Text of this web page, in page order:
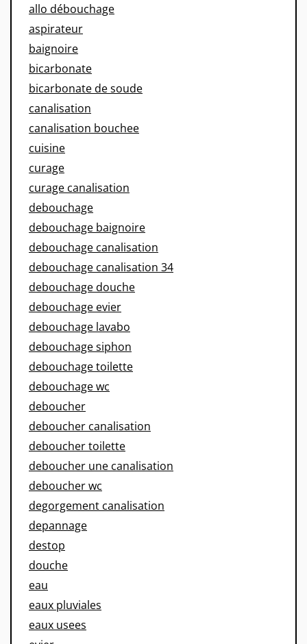
allo débouchage
aspirateur
baignoire
bicarbonate
bicarbonate de soude
canalisation
canalisation bouchee
cuisine
curage
curage canalisation
debouchage
debouchage baignoire
debouchage canalisation
debouchage canalisation 34
debouchage douche
debouchage evier
debouchage lavabo
debouchage siphon
debouchage toilette
debouchage wc
deboucher
deboucher canalisation
deboucher toilette
deboucher une canalisation
deboucher wc
degorgement canalisation
depannage
destop
douche
eau
eaux pluviales
eaux usees